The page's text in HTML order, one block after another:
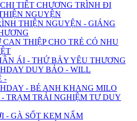
TIẾT CHƯƠNG TRÌNH ĐI
NGUYỆN
THIỆN NGUYỆN - GIÁNG
CAN THIỆP CHO TRẺ CÓ NHU
ÁI - THỨ BẢY YÊU THƯƠNG
DUY BẢO - WILL
-
- BÉ ANH KHANG MILO
- TRẠM TRẢI NGHIỆM TƯ DUY
- GÀ SỐT KEM NẤM